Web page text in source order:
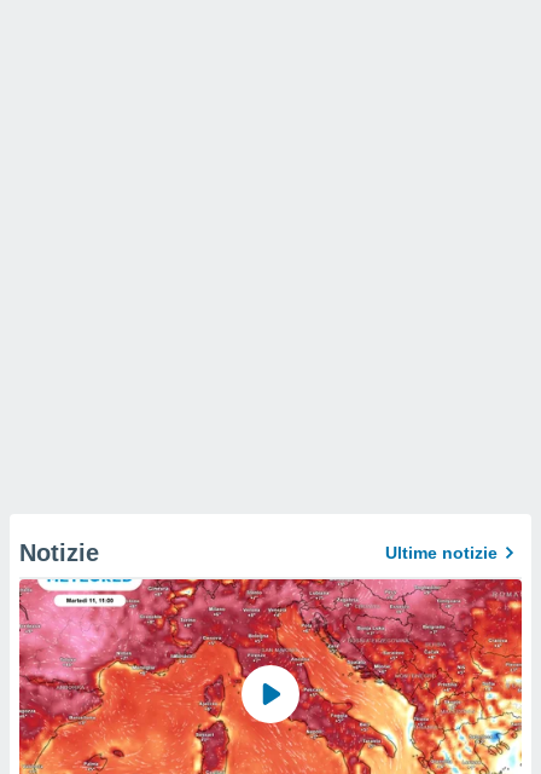
Notizie Ultime notizie